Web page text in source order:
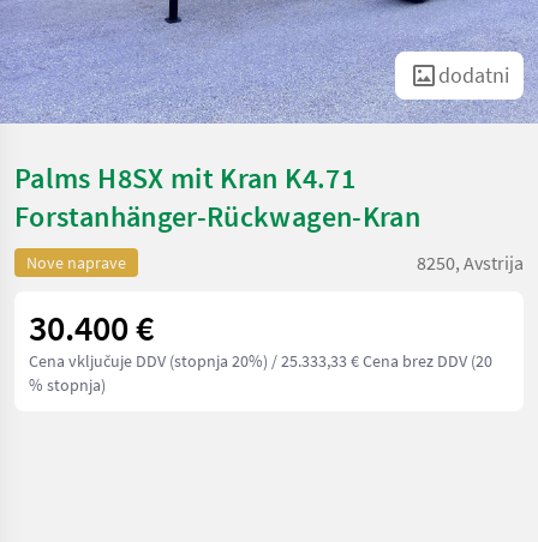
dodatni
Palms H8SX mit Kran K4.71
Forstanhänger-Rückwagen-Kran
Nove naprave 8250, Avstrija
30.400 €
Cena vključuje DDV (stopnja 20%) / 25.333,33 € Cena brez DDV (20
% stopnja)